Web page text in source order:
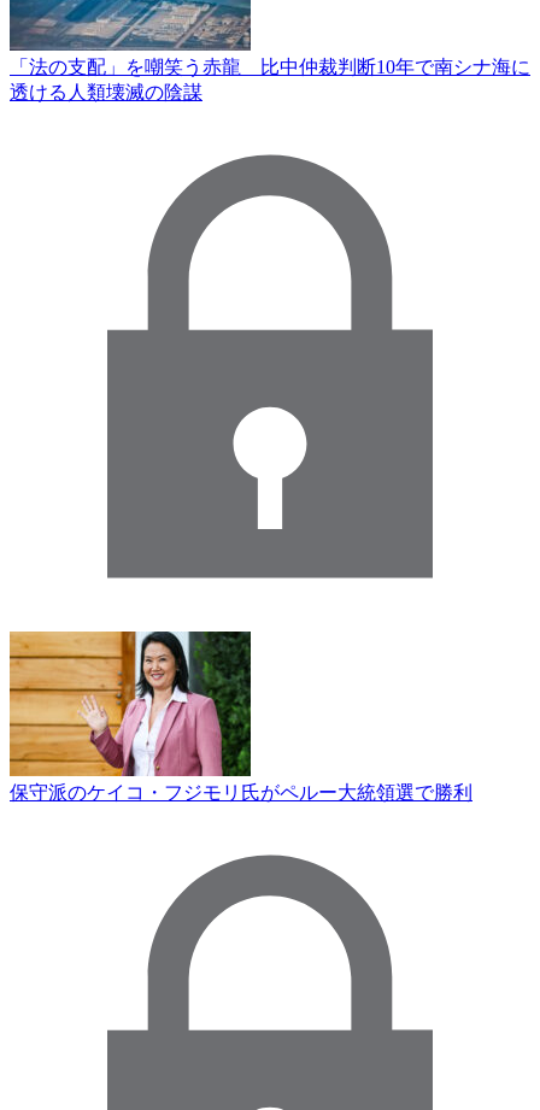
「法の支配」を嘲笑う赤龍 比中仲裁判断10年で南シナ海に
透ける人類壊滅の陰謀
保守派のケイコ・フジモリ氏がペルー大統領選で勝利